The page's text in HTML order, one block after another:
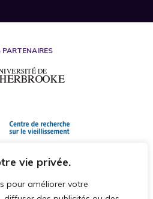
vie privée.
pour améliorer votre
PARTENAIRES